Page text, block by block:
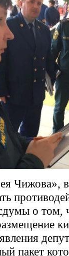
Чижова»,
о том,
пакет